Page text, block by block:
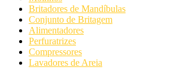
Britadores de Mandíbulas
Conjunto de Britagem
Alimentadores
Perfuratrizes
Compressores
Lavadores de Areia